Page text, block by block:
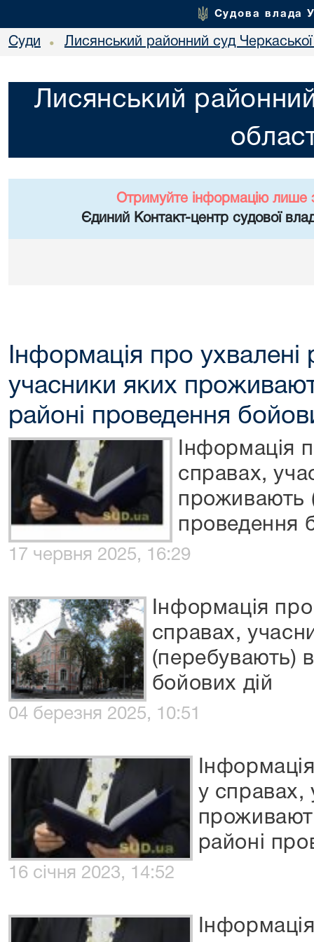
Судова влада
Суди • Лисянський районний суд Черкаської
Лисянський
Отримуйте інформацію лише
Єдиний Контакт-центр судової
Інформація про
учасники яких
районі проведення
Інформація
справах,
проживають
проведення
17 червня 2025, 16:29
Інформація
справах,
(перебувають)
бойових дій
04 березня 2025, 10:51
у справах,
районі
16 січня 2023, 14:52